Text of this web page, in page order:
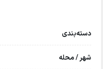
دسته‌بندی
شهر / محله